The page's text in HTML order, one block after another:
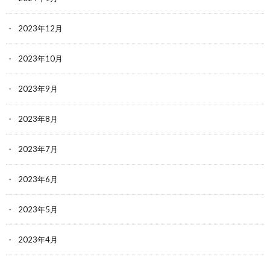
2023年12月
2023年10月
2023年9月
2023年8月
2023年7月
2023年6月
2023年5月
2023年4月